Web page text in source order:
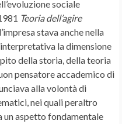
sociale
Teoria dell’agire
stava anche nella
la dimensione
della storia, della teoria
pensatore accademico di
alla volontà di
nei quali peraltro
un aspetto fondamentale